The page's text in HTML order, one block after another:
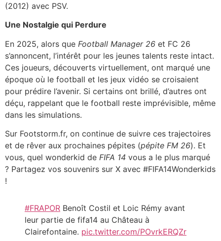
(2012) avec PSV.
Une Nostalgie qui Perdure
En 2025, alors que Football Manager 26 et FC 26
s’annoncent, l’intérêt pour les jeunes talents reste intact.
Ces joueurs, découverts virtuellement, ont marqué une
époque où le football et les jeux vidéo se croisaient
pour prédire l’avenir. Si certains ont brillé, d’autres ont
déçu, rappelant que le football reste imprévisible, même
dans les simulations.
Sur Footstorm.fr, on continue de suivre ces trajectoires
et de rêver aux prochaines pépites (pépite FM 26). Et
vous, quel wonderkid de FIFA 14 vous a le plus marqué
? Partagez vos souvenirs sur X avec #FIFA14Wonderkids
!
#FRAPOR Benoît Costil et Loic Rémy avant
leur partie de fifa14 au Château à
Clairefontaine. pic.twitter.com/POvrkERQZr